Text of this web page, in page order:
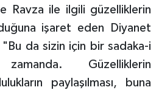
Ravza ile ilgili güzelliklerin
işaret eden Diyanet
"Bu da sizin için bir sadaka-i
Güzelliklerin
paylaşılması, buna